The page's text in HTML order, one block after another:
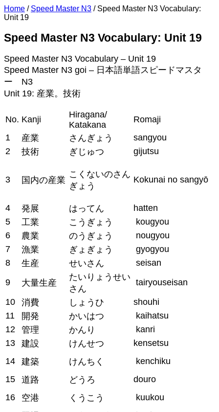
Home / Speed Master N3 / Speed Master N3 Vocabulary:
Unit 19
Speed Master N3 Vocabulary: Unit 19
Speed Master N3 Vocabulary – Unit 19
Speed Master N3 goi – 日本語単語スピードマスタ
ー N3
Unit 19: 産業。技術
No. Kanji
Hiragana/
Katakana
Romaji
1
産業 さんぎょう
sangyou
2
技術 ぎじゅつ gijutsu
3 国内の産業
こくないのさん
ぎょう
Kokunai no sangyō
4 発展 はってん
hatten
5
工業 こうぎょう
kougyou
6
農業 のうぎょう
nougyou
7
漁業 ぎょぎょう
gyogyou
8
生産 せいさん
seisan
9
大量生産
たいりょうせい
さん
tairyouseisan
10
消費 しょうひ
shouhi
11
開発 かいはつ
kaihatsu
12
管理 かんり
kanri
13
建設 けんせつ
kensetsu
14
建築 けんちく
kenchiku
15
道路 どうろ
douro
16
空港 くうこう
kuukou